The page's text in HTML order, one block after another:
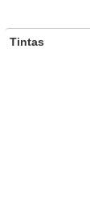
Tintas